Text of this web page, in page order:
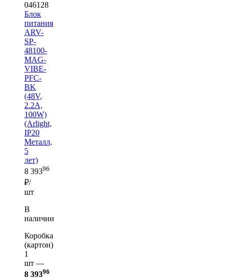
046128
Блок
питания
ARV-
SP-
48100-
MAG-
VIBE-
PFC-
BK
(48V,
2.2A,
100W)
(Arlight,
IP20
Металл,
5
лет)
8 39396
₽/
шт
В
наличии
Коробка
(картон)
1
шт —
8 39396